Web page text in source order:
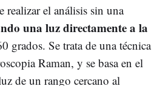
realizar el análisis sin una
una luz directamente a la
grados. Se trata de una técnica
Raman, y se basa en el
de un rango cercano al